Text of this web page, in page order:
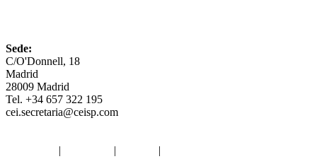
Sede:
C/O'Donnell, 18
Madrid
28009 Madrid
Tel. +34 657 322 195
cei.secretaria@ceisp.com
| | |